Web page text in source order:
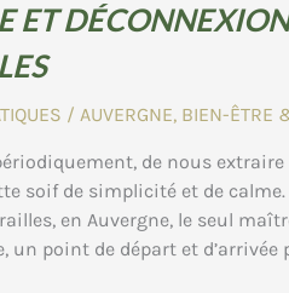
ET
/AUVERGNE, BIEN-ÊTRE
de nous
soif de simplicité et de
en Auvergne, le seul
un point de départ et